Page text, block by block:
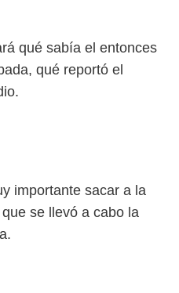
qué sabía el entonces
qué reportó el
importante sacar a la
se llevó a cabo la